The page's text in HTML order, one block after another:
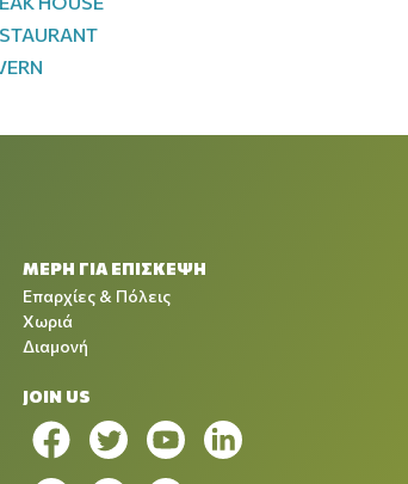
ΜΕΡΗ ΓΙΑ ΕΠΙΣΚΕΨΗ
Επαρχίες & Πόλεις
Χωριά
Διαμονή
JOIN US